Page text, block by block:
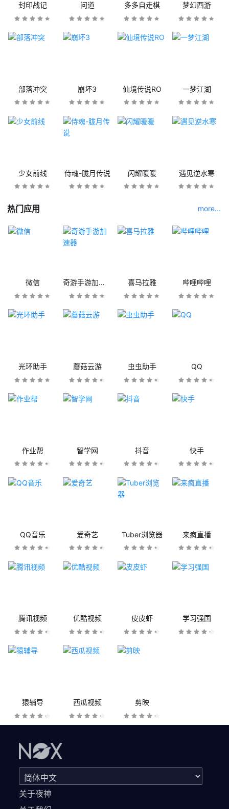
封印战记 问道 多多自走棋 梦幻西游
部落冲突 崩坏3 仙境传说RO 一梦江湖
少女前线 侍魂-胧月传说 闪耀暖暖 遇见逆水寒
热门应用 more...
微信 奇游手游加速器 喜马拉雅 哔哩哔哩
光环助手 蘑菇云游 虫虫助手 QQ
作业帮 智学网 抖音 快手
QQ音乐 爱奇艺 Tuber浏览器 来疯直播
腾讯视频 优酷视频 皮皮虾 学习强国
猿辅导 西瓜视频 剪映
关于夜神